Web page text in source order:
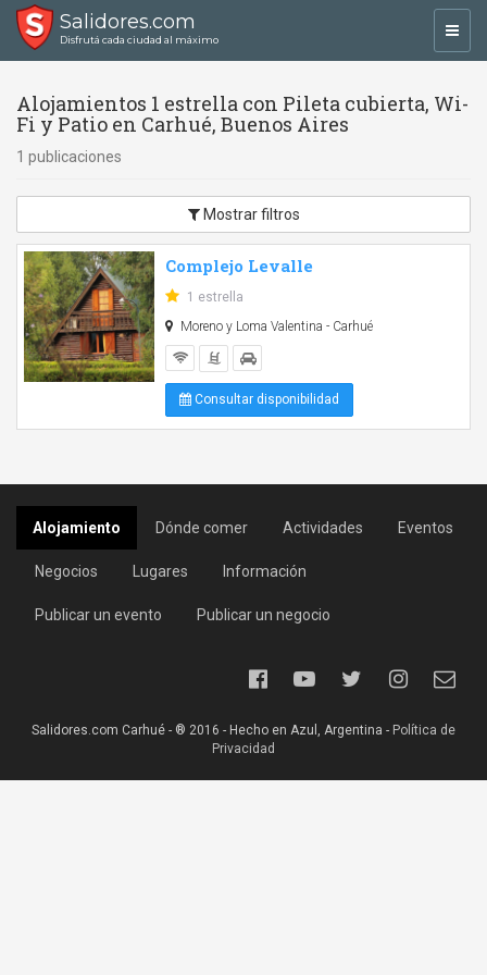
Salidores.com
Disfrutá cada ciudad al máximo
Alojamientos 1 estrella con Pileta cubierta, Wi-
Fi y Patio en Carhué, Buenos Aires
1 publicaciones
Mostrar filtros
Complejo Levalle
1 estrella
Moreno y Loma Valentina - Carhué
Consultar disponibilidad
Alojamiento Dónde comer Actividades Eventos
Negocios Lugares Información
Publicar un evento Publicar un negocio
Salidores.com Carhué - ® 2016 - Hecho en Azul, Argentina - Política de
Privacidad